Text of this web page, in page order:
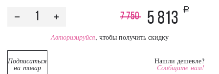
7 750 5 813
a
Авторизируйся, чтобы получить скидку
Подписаться
на товар
Нашли дешевле?
Сообщите нам!